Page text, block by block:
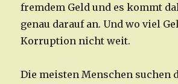
fremdem Geld und es kommt
genau darauf an. Und wo viel
Korruption nicht weit.
Die meisten Menschen suchen